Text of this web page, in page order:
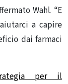
Wahl. “E
a capire
dai farmaci
per il